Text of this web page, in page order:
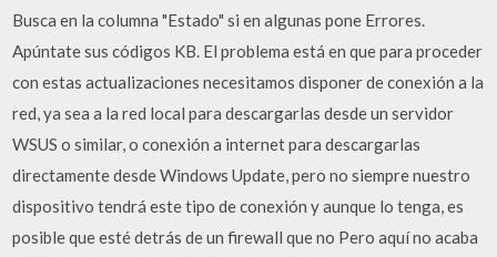
Busca en la columna "Estado" si en algunas pone Errores.
Apúntate sus códigos KB. El problema está en que para proceder
con estas actualizaciones necesitamos disponer de conexión a la
red, ya sea a la red local para descargarlas desde un servidor
WSUS o similar, o conexión a internet para descargarlas
directamente desde Windows Update, pero no siempre nuestro
dispositivo tendrá este tipo de conexión y aunque lo tenga, es
posible que esté detrás de un firewall que no Pero aquí no acaba